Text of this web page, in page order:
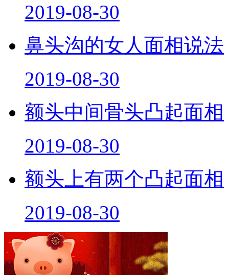
2019-08-30
鼻头沟的女人面相说法
2019-08-30
额头中间骨头凸起面相
2019-08-30
额头上有两个凸起面相
2019-08-30